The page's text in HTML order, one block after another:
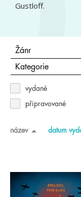
Gustloff.
Žánr
Kategorie
vydané
připravované
název datum